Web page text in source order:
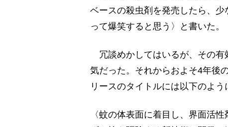
ベースの殺虫剤を発売したら、少
って爆笑すると思う〉と書いた。
冗談めかしてはいるが、その有
気だった。それからおよそ4年後
リースのタイトルには以下のよう
〈蚊の体表面に着目し、界面活